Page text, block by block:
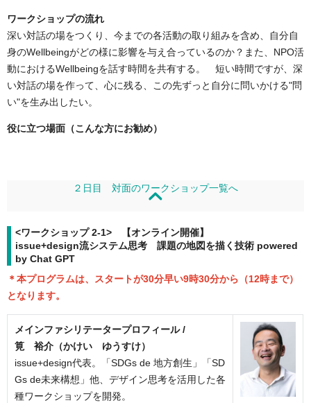
ワークショップの流れ
深い対話の場をつくり、今までの各活動の取り組みを含め、自分自
身のWellbeingがどの様に影響を与え合っているのか？また、NPO活
動におけるWellbeingを話す時間を共有する。 短い時間ですが、深
い対話の場を作って、心に残る、この先ずっと自分に問いかける"問
い"を生み出したい。
役に立つ場面（こんな方にお勧め）
２日目 対面のワークショップ一覧へ
<ワークショップ 2-1> 【オンライン開催】
issue+design流システム思考 課題の地図を描く技術 powered
by Chat GPT
＊本プログラムは、スタートが30分早い9時30分から（12時まで）
となります。
メインファシリテータープロフィール /
筧 裕介（かけい ゆうすけ）
issue+design代表。「SDGs de 地方創生」「SD
Gs de未来構想」他、デザイン思考を活用した各
種ワークショップを開発。